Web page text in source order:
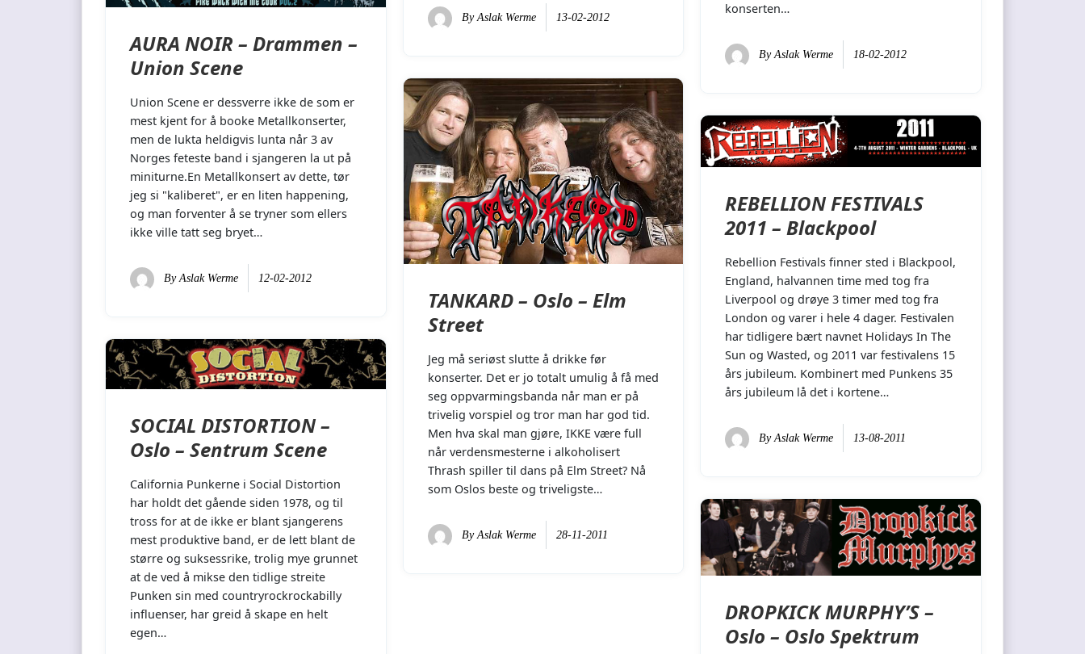
konserten…
ByAslak Werme 18-02-2012
By Aslak Werme 13-02-2012
AURA NOIR – Drammen –
Union Scene
Union Scene er dessverre ikke de som er
mest kjent for å booke Metallkonserter,
men de lukta heldigvis lunta når 3 av
Norges feteste band i sjangeren la ut på
miniturne.En Metallkonsert av dette, tør
jeg si "kaliberet", er en liten happening,
og man forventer å se tryner som ellers
ikke ville tatt seg bryet…
ByAslak Werme 12-02-2012
TANKARD – Oslo – Elm
Street
Jeg må seriøst slutte å drikke før
konserter. Det er jo totalt umulig å få med
seg oppvarmingsbanda når man er på
trivelig vorspiel og tror man har god tid.
Men hva skal man gjøre, IKKE være full
når verdensmesterne i alkoholisert
Thrash spiller til dans på Elm Street? Nå
som Oslos beste og triveligste…
By Aslak Werme 28-11-2011
REBELLION FESTIVALS
2011 – Blackpool
Rebellion Festivals finner sted i Blackpool,
England, halvannen time med tog fra
Liverpool og drøye 3 timer med tog fra
London og varer i hele 4 dager. Festivalen
har tidligere bært navnet Holidays In The
Sun og Wasted, og 2011 var festivalens 15
års jubileum. Kombinert med Punkens 35
års jubileum lå det i kortene…
ByAslak Werme 13-08-2011
SOCIAL DISTORTION –
Oslo – Sentrum Scene
California Punkerne i Social Distortion
har holdt det gående siden 1978, og til
tross for at de ikke er blant sjangerens
mest produktive band, er de lett blant de
større og suksessrike, trolig mye grunnet
at de ved å mikse den tidlige streite
Punken sin med countryrockrockabilly
influenser, har greid å skape en helt
egen…
DROPKICK MURPHY’S –
Oslo – Oslo Spektrum